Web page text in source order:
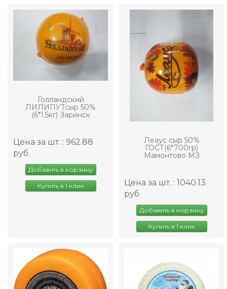
Голландский
ЛИЛИПУТсыр 50%
(6*1,5кг) Заринск
Цена за шт. : 962.88
руб.
Добавить в корзину
Купить в 1 клик
Леаус сыр 50%
ГОСТ(6*700гр)
Мамонтово МЗ
Цена за шт. : 1040.13
руб.
Добавить в корзину
Купить в 1 клик